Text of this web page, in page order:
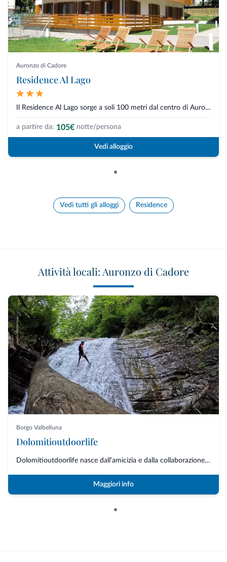
Auronzo di Cadore
Residence Al Lago
Il Residence Al Lago sorge a soli 100 metri dal centro di Auronzo di Cadore...
a partire da: 105€ notte/persona
Vedi alloggio
Vedi tutti gli alloggi Residence
Attività locali: Auronzo di Cadore
Borgo Valbelluna
Dolomitioutdoorlife
Dolomitioutdoorlife nasce dall’amicizia e dalla collaborazione di professio...
Maggiori info